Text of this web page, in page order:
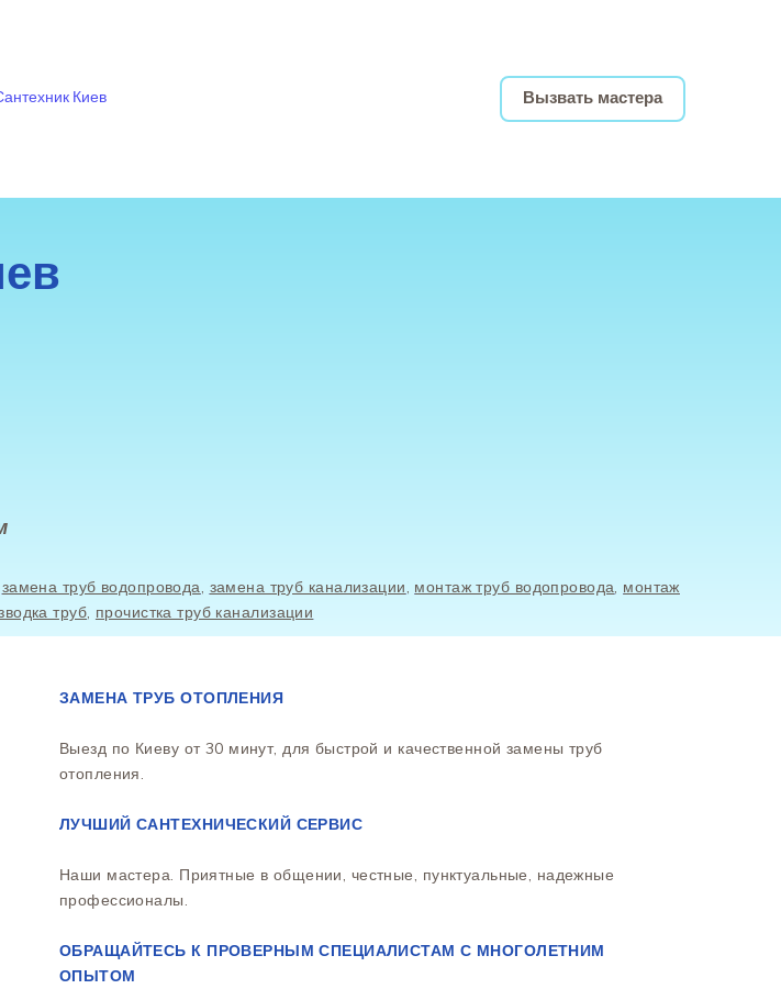
Киев Вызвать мастера
замена труб водопровода, замена труб канализации, монтаж труб водопровода, монтаж
труб, прочистка труб канализации
ЗАМЕНА ТРУБ ОТОПЛЕНИЯ
Выезд по Киеву от 30 минут, для быстрой и качественной замены труб
отопления.
ЛУЧШИЙ САНТЕХНИЧЕСКИЙ СЕРВИС
Наши мастера. Приятные в общении, честные, пунктуальные, надежные
профессионалы.
ОБРАЩАЙТЕСЬ К ПРОВЕРНЫМ СПЕЦИАЛИСТАМ С МНОГОЛЕТНИМ
ОПЫТОМ